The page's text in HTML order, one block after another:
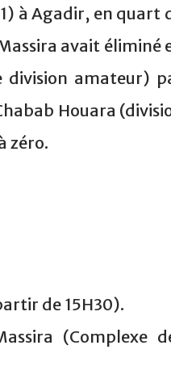
à Agadir, en quart
avait éliminé
division amateur)
Houara
zéro.
de 15H30).
(Complexe